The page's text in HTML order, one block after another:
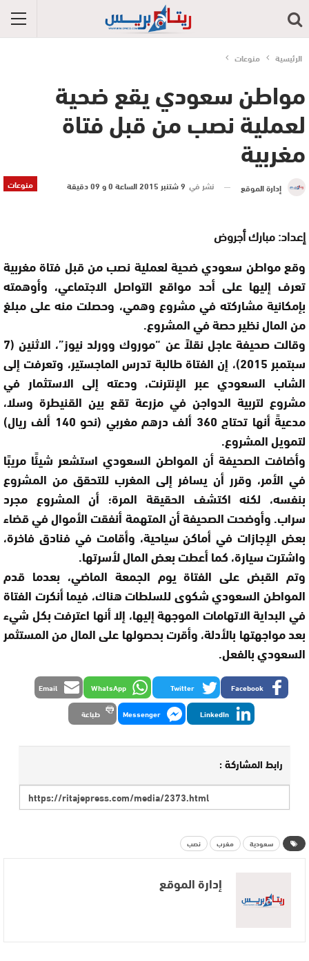
الرئيسية منوعات
مواطن سعودي يقع ضحية
لعملية نصب من قبل فتاة
مغربية
منوعات إدارة الموقع نشر في 9 شتنبر 2015 الساعة 0 و 09 دقيقة
إعداد: مبارك أجروض
وقع مواطن سعودي ضحية لعملية نصب من قبل فتاة مغربية
تعرف إليها على أحد مواقع التواصل الاجتماعي، وأوهمته
بإمكانية مشاركته في مشروع وهمي، وحصلت منه على مبلغ
من المال نظير حصة في المشروع.
وقالت صحيفة عاجل نقلاً عن “موروك وورلد نيوز”، الاثنين (7
سبتمبر 2015)، إن الفتاة طالبة تدرس الماجستير، وتعرفت إلى
الشاب السعودي عبر الإنترنت، ودعته إلى الاستثمار في
مشروع لتربية الدواجن في مزرعة تقع بين القنيطرة وسلا،
مدعيةً أنها تحتاج 360 ألف درهم مغربي (نحو 140 ألف ريال)
لتمويل المشروع.
وأضافت الصحيفة أن المواطن السعودي استشعر شيئًا مريبًا
في الأمر، وقرر أن يسافر إلى المغرب للتحقق من المشروع
بنفسه، لكنه اكتشف الحقيقة المرة؛ أن المشروع مجرد
سراب. وأوضحت الصحيفة أن المتهمة أنفقت الأموال في قضاء
بعض الإجازات في أماكن سياحية، وأقامت في فنادق فاخرة،
واشترت سيارة، كما أعطت بعض المال لأسرتها.
وتم القبض على الفتاة يوم الجمعة الماضي، بعدما قدم
المواطن السعودي شكوى للسلطات هناك، فيما أنكرت الفتاة
في البداية الاتهامات الموجهة إليها، إلا أنها اعترفت بكل شيء
بعد مواجهتها بالأدلة، وأقرت بحصولها على المال من المستثمر
السعودي بالفعل.
Facebook
Twitter
WhatsApp
Email
LinkedIn
Messenger طباعة
رابط المشاركة :
سعودية مغرب نصب
إدارة الموقع